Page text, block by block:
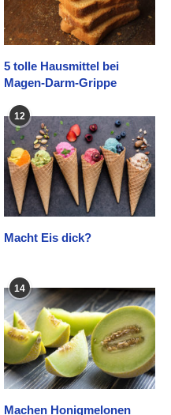
5 tolle Hausmittel bei
Magen-Darm-Grippe
12
Macht Eis dick?
14
Machen Honigmelonen